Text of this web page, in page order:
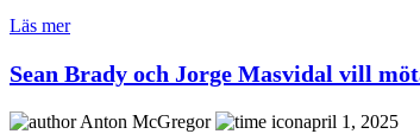
Läs mer
Sean Brady och Jorge Masvidal vill
Anton McGregor
april 1, 2025